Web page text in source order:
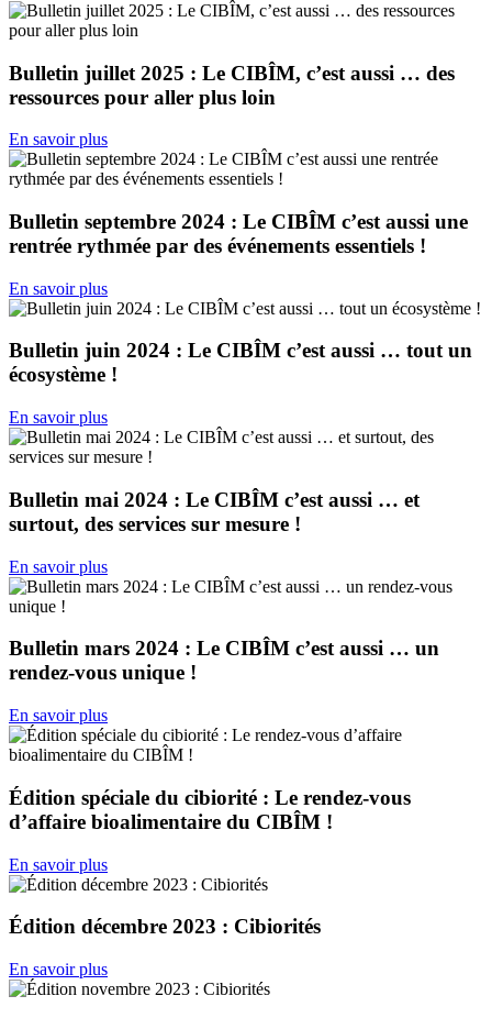
Bulletin juillet 2025 : Le CIBÎM, c’est aussi … des
ressources pour aller plus loin
En savoir plus
Bulletin septembre 2024 : Le CIBÎM c’est aussi une
rentrée rythmée par des événements essentiels !
En savoir plus
Bulletin juin 2024 : Le CIBÎM c’est aussi … tout un
écosystème !
En savoir plus
Bulletin mai 2024 : Le CIBÎM c’est aussi … et
surtout, des services sur mesure !
En savoir plus
Bulletin mars 2024 : Le CIBÎM c’est aussi … un
rendez-vous unique !
En savoir plus
Édition spéciale du cibiorité : Le rendez-vous
d’affaire bioalimentaire du CIBÎM !
En savoir plus
Édition décembre 2023 : Cibiorités
En savoir plus